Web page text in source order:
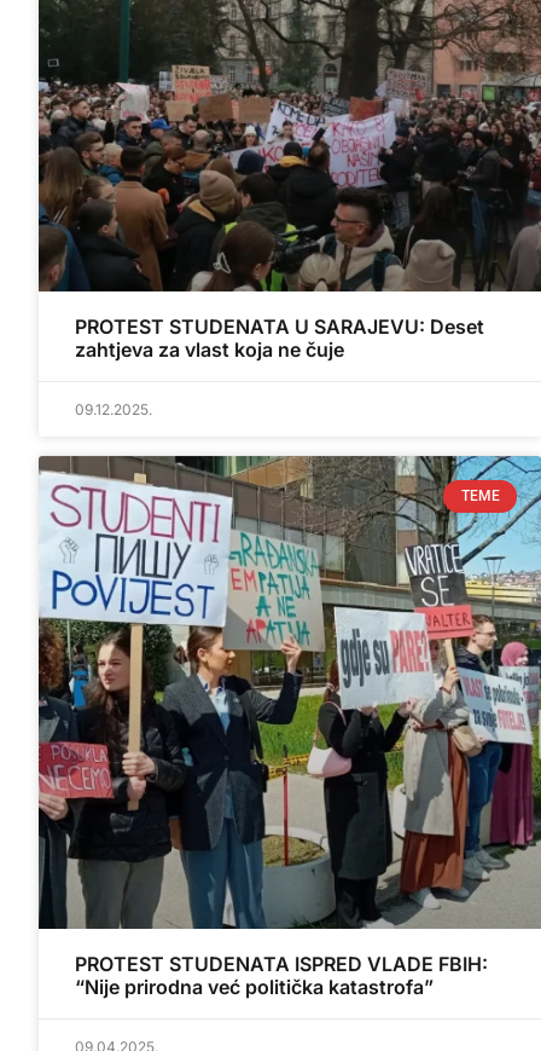
PROTEST STUDENATA U SARAJEVU: Deset
zahtjeva za vlast koja ne čuje
09.12.2025.
TEME
PROTEST STUDENATA ISPRED VLADE FBIH:
“Nije prirodna već politička katastrofa”
09.04.2025.